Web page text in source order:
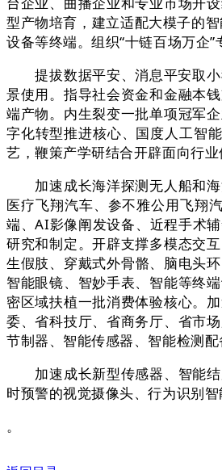
型产物培育，建立适配大模子的
设备等终端。组织“十链百场万企
提拔数据平安、消息平安取小
景使用。指导社会资金和金融本
端产物。内生裂变一批单项冠军
字化转型推进核心、国度人工智
艺，鞭策产学研结合开辟面向行
加速成长海洋探测无人船和海
医疗飞翔汽车、参不雅公用飞翔
端、AI影像阐发设备、近程手术
研究和制定。开辟支撑多模态交
生假肢、穿戴式外骨骼、脑电头
智能眼镜、智妙手表、智能等终
密区域扶植一批消费体验核心。
委、省科技厅、省商务厅、省市
节制器、智能传感器、智能检测配
加速成长新型传感器、智能结
时预警的视觉摄像头、行为识别
。